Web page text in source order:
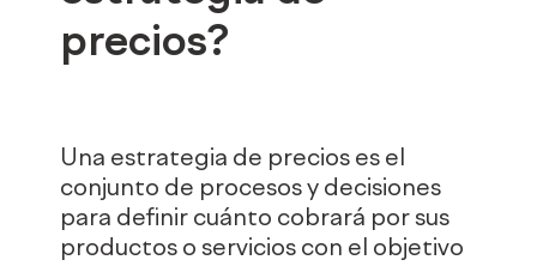
precios?
Una estrategia de precios es el
conjunto de procesos y decisiones
para definir cuánto cobrará por sus
productos o servicios con el objetivo